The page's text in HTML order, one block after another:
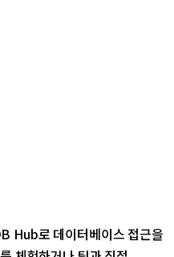
Hub로 데이터베이스 접근을